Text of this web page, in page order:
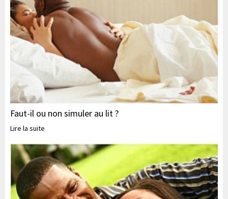
Faut-il ou non simuler au lit ?
Lire la suite